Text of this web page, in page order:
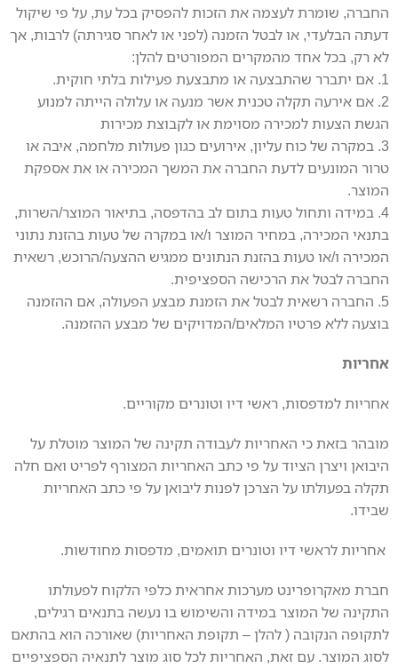
החברה, שומרת לעצמה את הזכות להפסיק בכל עת, על פי שיקול
דעתה הבלעדי, או לבטל הזמנה (לפני או לאחר סגירתה) לרבות, אך
לא רק, בכל אחד מהמקרים המפורטים להלן:
1. אם יתברר שהתבצעה או מתבצעת פעילות בלתי חוקית.
2. אם אירעה תקלה טכנית אשר מנעה או עלולה הייתה למנוע
הגשת הצעות למכירה מסוימת או לקבוצת מכירות
3. במקרה של כוח עליון, אירועים כגון פעולות מלחמה, איבה או
טרור המונעים לדעת החברה את המשך המכירה או את אספקת
המוצר.
4. במידה ותחול טעות בתום לב בהדפסה, בתיאור המוצר/השרות,
בתנאי המכירה, במחיר המוצר ו/או במקרה של טעות בהזנת נתוני
המכירה ו/או טעות בהזנת הנתונים ממגיש ההצעה/הרוכש, רשאית
החברה לבטל את הרכישה הספציפית.
5. החברה רשאית לבטל את הזמנת מבצע הפעולה, אם ההזמנה
בוצעה ללא פרטיו המלאים/המדויקים של מבצע ההזמנה.
אחריות
אחריות למדפסות, ראשי דיו וטונרים מקוריים.
מובהר בזאת כי האחריות לעבודה תקינה של המוצר מוטלת על
היבואן ויצרן הציוד על פי כתב האחריות המצורף לפריט ואם חלה
תקלה בפעולתו על הצרכן לפנות ליבואן על פי כתב האחריות
שבידו.
אחריות לראשי דיו וטונרים תואמים, מדפסות מחודשות.
חברת מאקרופרינט מערכות אחראית כלפי הלקוח לפעולתו
התקינה של המוצר במידה והשימוש בו נעשה בתנאים רגילים,
לתקופה הנקובה ( להלן – תקופת האחריות) שאורכה הוא בהתאם
לסוג המוצר. עם זאת, האחריות לכל סוג מוצר לתנאיה הספציפיים